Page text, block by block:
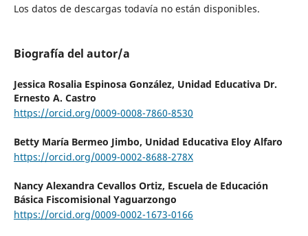
Los datos de descargas todavía no están disponibles.
Biografía del autor/a
Jessica Rosalia Espinosa González, Unidad Educativa Dr.
Ernesto A. Castro
https://orcid.org/0009-0008-7860-8530
Betty María Bermeo Jimbo, Unidad Educativa Eloy Alfaro
https://orcid.org/0009-0002-8688-278X
Nancy Alexandra Cevallos Ortiz, Escuela de Educación
Básica Fiscomisional Yaguarzongo
https://orcid.org/0009-0002-1673-0166